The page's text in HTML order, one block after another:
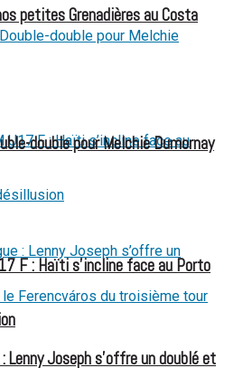
petites Grenadières au Costa
F : Haïti s’incline face au Porto
double pour Melchie Dumornay
Lenny Joseph s’offre un doublé et